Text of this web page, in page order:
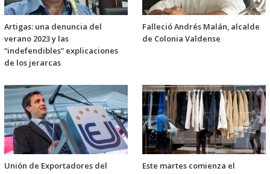
Artigas: una denuncia del
verano 2023 y las
“indefendibles” explicaciones
de los jerarcas
Falleció Andrés Malán, alcalde
de Colonia Valdense
Unión de Exportadores del
Este martes comienza el